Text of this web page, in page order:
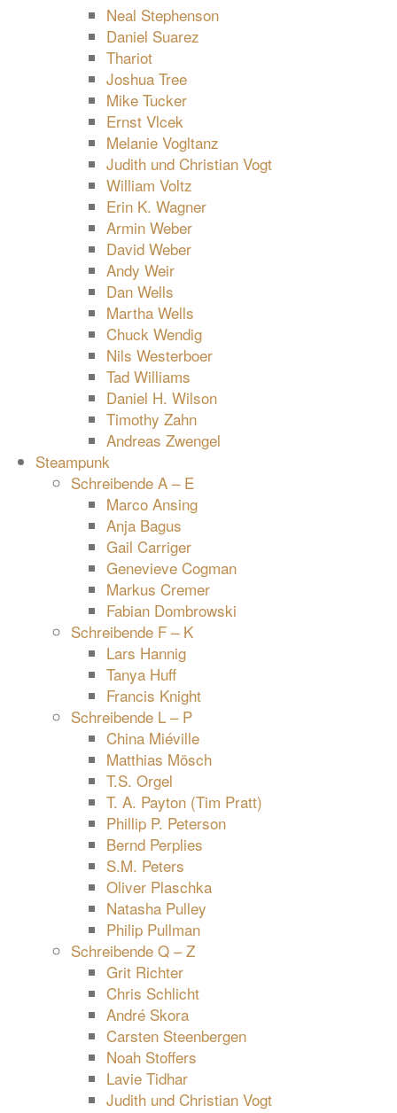
Neal Stephenson
Daniel Suarez
Thariot
Joshua Tree
Mike Tucker
Ernst Vlcek
Melanie Vogltanz
Judith und Christian Vogt
William Voltz
Erin K. Wagner
Armin Weber
David Weber
Andy Weir
Dan Wells
Martha Wells
Chuck Wendig
Nils Westerboer
Tad Williams
Daniel H. Wilson
Timothy Zahn
Andreas Zwengel
Steampunk
Schreibende A – E
Marco Ansing
Anja Bagus
Gail Carriger
Genevieve Cogman
Markus Cremer
Fabian Dombrowski
Schreibende F – K
Lars Hannig
Tanya Huff
Francis Knight
Schreibende L – P
China Miéville
Matthias Mösch
T.S. Orgel
T. A. Payton (Tim Pratt)
Phillip P. Peterson
Bernd Perplies
S.M. Peters
Oliver Plaschka
Natasha Pulley
Philip Pullman
Schreibende Q – Z
Grit Richter
Chris Schlicht
André Skora
Carsten Steenbergen
Noah Stoffers
Lavie Tidhar
Judith und Christian Vogt